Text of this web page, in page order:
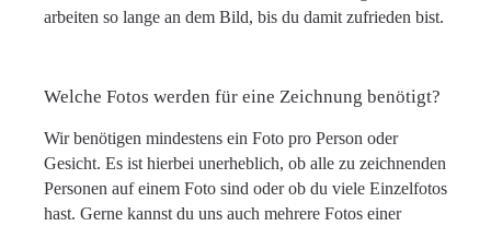
arbeiten so lange an dem Bild, bis du damit zufrieden bist.
Welche Fotos werden für eine Zeichnung benötigt?
Wir benötigen mindestens ein Foto pro Person oder
Gesicht. Es ist hierbei unerheblich, ob alle zu zeichnenden
Personen auf einem Foto sind oder ob du viele Einzelfotos
hast. Gerne kannst du uns auch mehrere Fotos einer